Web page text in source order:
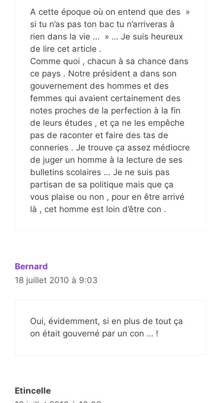
A cette époque où on entend que des »
si tu n’as pas ton bac tu n’arriveras à
rien dans la vie … » … Je suis heureux
de lire cet article .
Comme quoi , chacun à sa chance dans
ce pays . Notre président a dans son
gouvernement des hommes et des
femmes qui avaient certainement des
notes proches de la perfection à la fin
de leurs études , et ça ne les empêche
pas de raconter et faire des tas de
conneries . Je trouve ça assez médiocre
de juger un homme à la lecture de ses
bulletins scolaires … Je ne suis pas
partisan de sa politique mais que ça
vous plaise ou non , pour en être arrivé
là , cet homme est loin d’être con .
Bernard
18 juillet 2010 à 9:03
Oui, évidemment, si en plus de tout ça
on était gouverné par un con … !
Etincelle